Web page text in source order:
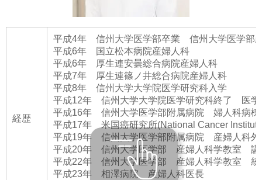
経歴
平成4年 信州大学医学部卒業 信州大学医学部
平成6年 国立松本病院産婦人科
平成6年 厚生連安曇総合病院産婦人科
平成7年 厚生連篠ノ井総合病院産婦人科
平成8年 信州大学大学院医学研究科入学
平成12年 信州大学大学院医学研究科終了 医学
平成16年 信州大学医学部附属病院 婦人科病棟
平成17年 米国癌研究所(National Cancer
平成19年 信州大学医学部附属病院 産婦人科外
平成20年 信州大学医学部 産婦人科学教室 講
平成22年 信州大学医学部 産婦人科学教室 統
平成23年 相澤病院 産婦人科医長